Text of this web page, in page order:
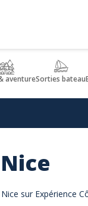
aventureSorties bateau
sur Expérience